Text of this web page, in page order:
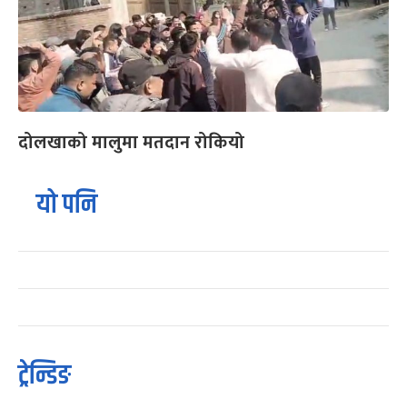
दोलखाको मालुमा मतदान रोकियो
यो पनि
ट्रेन्डिङ